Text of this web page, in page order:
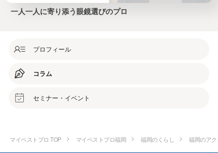
一人一人に寄り添う眼鏡選びのプロ
プロフィール
コラム
セミナー・イベント
マイベストプロ TOP マイベストプロ福岡 福岡のくらし 福岡のア